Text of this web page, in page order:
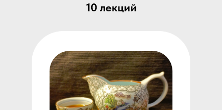
10 лекций